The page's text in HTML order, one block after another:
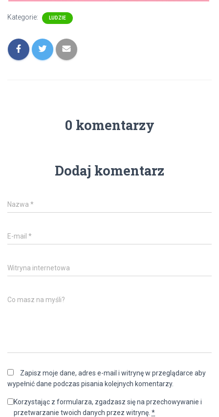
Kategorie: LUDZIE
0 komentarzy
Dodaj komentarz
Nazwa *
E-mail *
Witryna internetowa
Co masz na myśli?
Zapisz moje dane, adres e-mail i witrynę w przeglądarce aby
wypełnić dane podczas pisania kolejnych komentarzy.
Korzystając z formularza, zgadzasz się na przechowywanie i
przetwarzanie twoich danych przez witrynę. *